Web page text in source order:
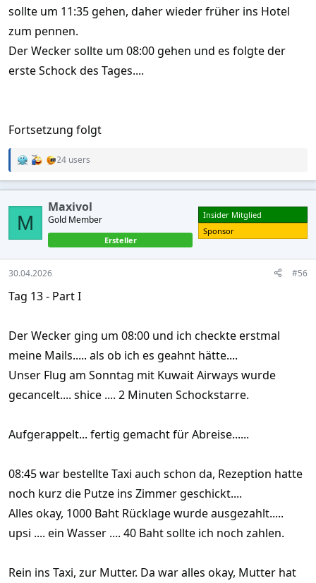
sollte um 11:35 gehen, daher wieder früher ins Hotel
zum pennen.
Der Wecker sollte um 08:00 gehen und es folgte der
erste Schock des Tages....
Fortsetzung folgt
R
t
o
n
24 users
M
Maxivol
Gold Member
Ersteller
Insider Mitglied
Sponsor
30.04.2026 #56
Tag 13 - Part I
Der Wecker ging um 08:00 und ich checkte erstmal
meine Mails..... als ob ich es geahnt hätte....
Unser Flug am Sonntag mit Kuwait Airways wurde
gecancelt.... shice .... 2 Minuten Schockstarre.
Aufgerappelt... fertig gemacht für Abreise......
08:45 war bestellte Taxi auch schon da, Rezeption hatte
noch kurz die Putze ins Zimmer geschickt....
Alles okay, 1000 Baht Rücklage wurde ausgezahlt.....
upsi .... ein Wasser .... 40 Baht sollte ich noch zahlen.
Rein ins Taxi, zur Mutter. Da war alles okay, Mutter hat